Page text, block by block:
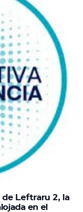
Leftraru 2, la
en el